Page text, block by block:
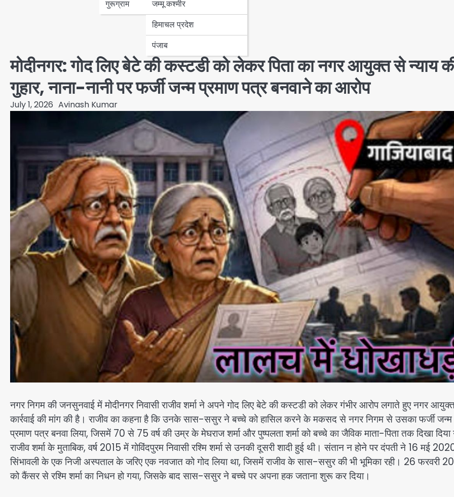
गुरूग्राम
जम्मू कश्मीर
हिमाचल प्रदेश
पंजाब
मोदीनगर: गोद लिए बेटे की कस्टडी को लेकर पिता का नगर आयुक्त से न्याय
गुहार, नाना-नानी पर फर्जी जन्म प्रमाण पत्र बनवाने का आरोप
July 1, 2026 Avinash Kumar
नगर निगम की जनसुनवाई में मोदीनगर निवासी राजीव शर्मा ने अपने गोद लिए बेटे की कस्टडी को लेकर गंभीर आरोप लगाते हुए नगर
कार्रवाई की मांग की है। राजीव का कहना है कि उनके सास-ससुर ने बच्चे को हासिल करने के मकसद से नगर निगम से उसका फर्जी जन्म
प्रमाण पत्र बनवा लिया, जिसमें 70 से 75 वर्ष की उम्र के मेघराज शर्मा और पुष्पलता शर्मा को बच्चे का जैविक माता-पिता तक दिखा दिया
राजीव शर्मा के मुताबिक, वर्ष 2015 में गोविंदपुरम निवासी रश्मि शर्मा से उनकी दूसरी शादी हुई थी। संतान न होने पर दंपती ने 16 मई
सिंभावली के एक निजी अस्पताल के जरिए एक नवजात को गोद लिया था, जिसमें राजीव के सास-ससुर की भी भूमिका रही। 26 फरवरी
को कैंसर से रश्मि शर्मा का निधन हो गया, जिसके बाद सास-ससुर ने बच्चे पर अपना हक जताना शुरू कर दिया।